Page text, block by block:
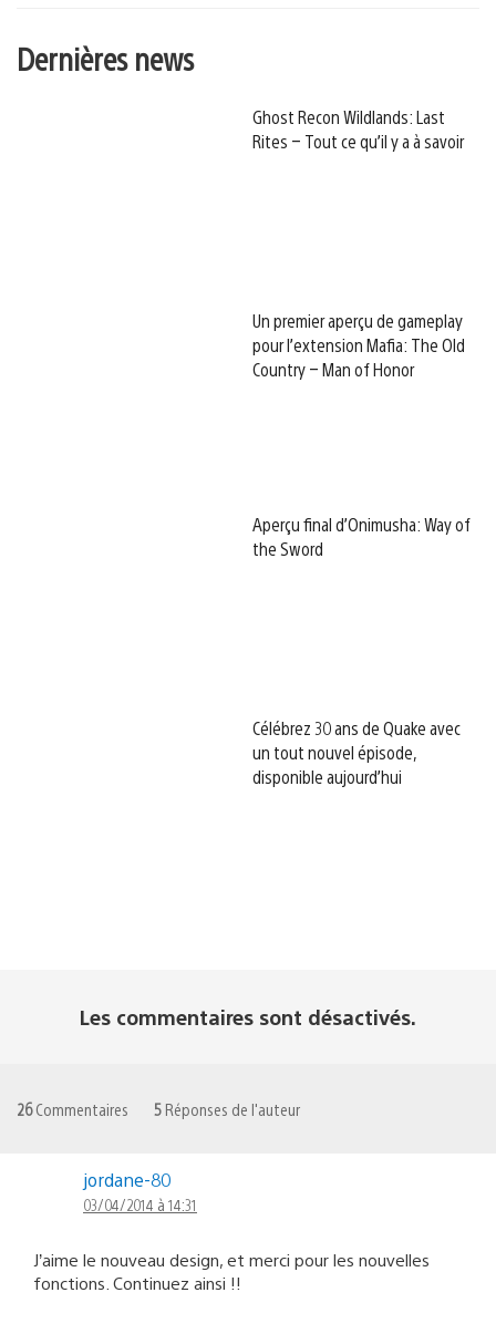
Dernières news
Ghost Recon Wildlands: Last
Rites – Tout ce qu’il y a à savoir
Un premier aperçu de gameplay
pour l’extension Mafia: The Old
Country – Man of Honor
Aperçu final d’Onimusha: Way of
the Sword
Célébrez 30 ans de Quake avec
un tout nouvel épisode,
disponible aujourd’hui
Les commentaires sont désactivés.
26Commentaires 5 Réponses de l'auteur
jordane-80
03/04/2014 à 14:31
J’aime le nouveau design, et merci pour les nouvelles
fonctions. Continuez ainsi !!